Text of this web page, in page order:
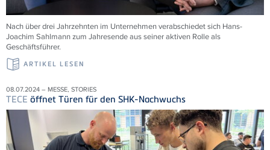
Nach über drei Jahrzehnten im Unternehmen verabschiedet sich Hans-
Joachim Sahlmann zum Jahresende aus seiner aktiven Rolle als
Geschäftsführer.
ARTIKEL LESEN
08.07.2024 – MESSE, STORIES
TECE öffnet Türen für den SHK-Nachwuchs